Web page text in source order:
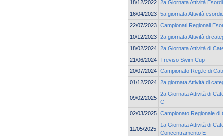
18/12/2022 2a Giornata Attività
16/04/2023 5a giornata Attività
22/07/2023 Campionati Regionali
10/12/2023 2a giornata Attività di
18/02/2024 2a Giornata Attività di
21/06/2024 Treviso Swim Cup
20/07/2024 Campionato Reg.le di
01/12/2024 2a giornata Attività di
09/02/2025
2a Giornata Attività di
C
02/03/2025 Campionato Regionale di
11/05/2025
1a Giornata Attività di
Concentramento E